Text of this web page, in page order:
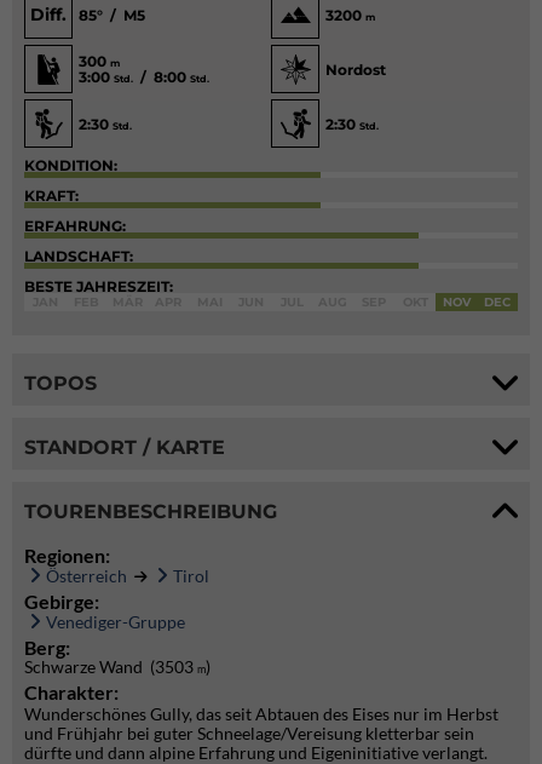
Diff. 85° / M5 3200 m
300 m
3:00 Std. / 8:00 Std.
Nordost
2:30 Std. 2:30 Std.
KONDITION:
KRAFT:
ERFAHRUNG:
LANDSCHAFT:
BESTE JAHRESZEIT:
NOV DEC
TOPOS
STANDORT / KARTE
TOURENBESCHREIBUNG
Regionen:
Österreich Tirol
Gebirge:
Venediger-Gruppe
Berg:
Schwarze Wand (3503 m)
Charakter:
Wunderschönes Gully, das seit Abtauen des Eises nur im Herbst
und Frühjahr bei guter Schneelage/Vereisung kletterbar sein
dürfte und dann alpine Erfahrung und Eigeninitiative verlangt.